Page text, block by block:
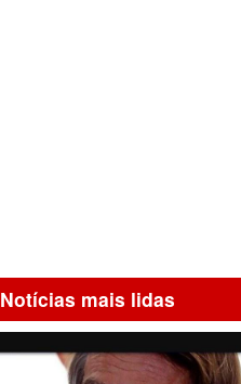
Notícias mais lidas